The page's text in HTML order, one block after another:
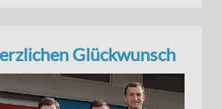
Glückwunsch